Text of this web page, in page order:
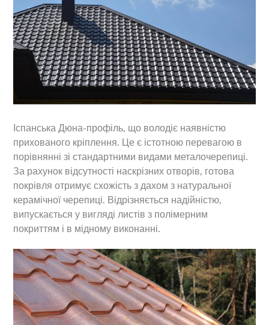
Іспанська Дюна-профіль, що володіє наявністю
прихованого кріплення. Це є істотною перевагою в
порівнянні зі стандартними видами металочерепиці.
За рахунок відсутності наскрізних отворів, готова
покрівля отримує схожість з дахом з натуральної
керамічної черепиці. Відрізняється надійністю,
випускається у вигляді листів з полімерним
покриттям і в мідному виконанні.